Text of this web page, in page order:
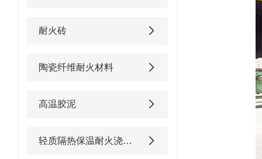
耐火砖
陶瓷纤维耐火材料
高温胶泥
轻质隔热保温耐火浇注料